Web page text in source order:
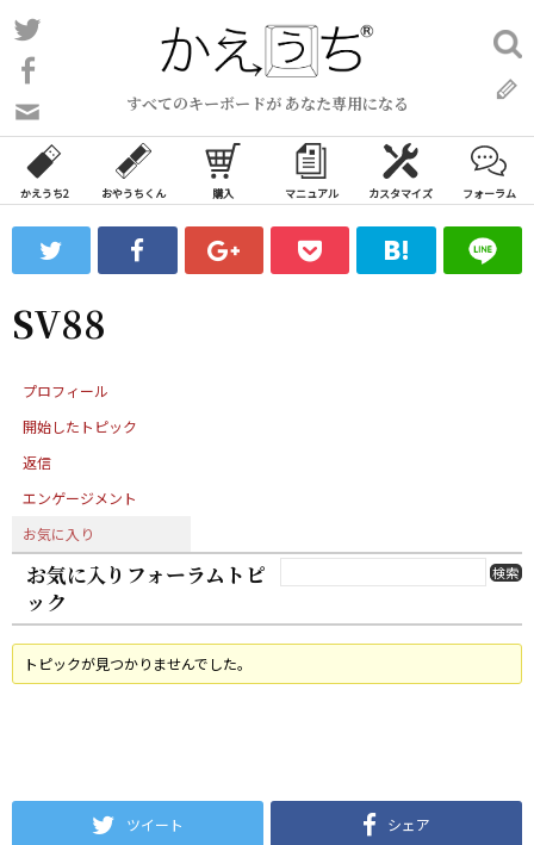
コ
ン
ン
ツ
ス
ッ
すべてのキーボードが あなた専用になる
い
合
わ
フ
ォ
ム
検
索:
かえうち2 おやうちくん 購入 マニュアル カスタマイズ フォーラム
SV88
プロフィール
開始したトピック
返信
エンゲージメント
お気に入り
お気に入りフォーラムトピ
ック
トピックが見つかりませんでした。
ツイート シェア